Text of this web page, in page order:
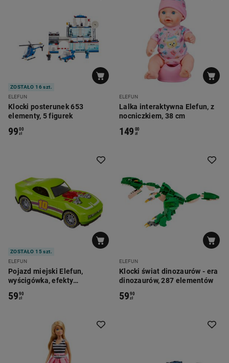
ZOSTAŁO 16 szt.
ELEFUN
Klocki posterunek 653
elementy, 5 figurek
9900
zł
ELEFUN
Lalka interaktywna Elefun, z
nocniczkiem, 38 cm
149 00
zł
ZOSTAŁO 15 szt.
ELEFUN
Pojazd miejski Elefun,
wyścigówka, efekty
5990
zł
ELEFUN
Klocki świat dinozaurów - era
dinozaurów, 287 elementów
5990
zł